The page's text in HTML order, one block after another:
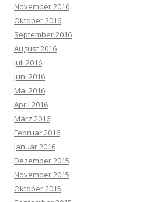
November 2016
Oktober 2016
September 2016
August 2016
Juli 2016
Juni 2016
Mai 2016
April 2016
März 2016
Februar 2016
Januar 2016
Dezember 2015
November 2015
Oktober 2015